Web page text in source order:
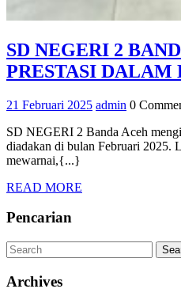
SD NEGERI 2
PRESTASI DALAM
21 Februari 202521
2025
admin admin
0
SD NEGERI 2 Banda Aceh mengikuti beberapa lomba yang
diadakan di bulan Februari 2025.
mewarnai,{...}
READ MORE
Pencarian
Search
Archives